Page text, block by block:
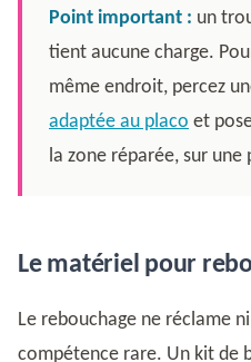
Point important : un
tient aucune charge.
même endroit, percez
adaptée au placo et
la zone réparée, sur une
Le matériel pour
Le rebouchage ne réclame
compétence rare. Un kit de